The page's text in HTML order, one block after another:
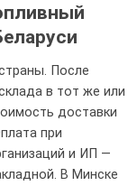
После
в тот же или
доставки
при
и ИП —
В Минске